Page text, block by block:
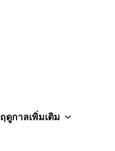
ฤดูกาลเพิ่มเติม